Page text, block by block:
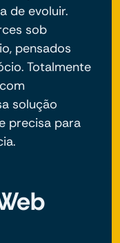
de evoluir.
sob
pensados
Totalmente
solução
precisa para